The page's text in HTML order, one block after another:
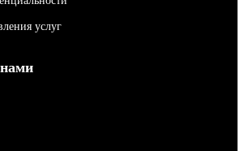
услуг